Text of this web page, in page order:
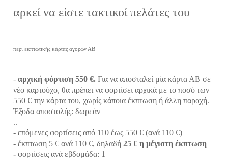
αρκεί να είστε τακτικοί πελάτες του
περί εκπτωτικής κάρτας αγορών ΑΒ
- αρχική φόρτιση 550 €. Για να αποσταλεί μία κάρτα ΑΒ σε
νέο καρτούχο, θα πρέπει να φορτίσει αρχικά με το ποσό των
550 € την κάρτα του, χωρίς κάποια έκπτωση ή άλλη παροχή.
Έξοδα αποστολής: δωρεάν
..
- επόμενες φορτίσεις από 110 έως 550 € (ανά 110 €)
- έκπτωση 5 € ανά 110 €, δηλαδή 25 € η μέγιστη έκπτωση
- φορτίσεις ανά εβδομάδα: 1